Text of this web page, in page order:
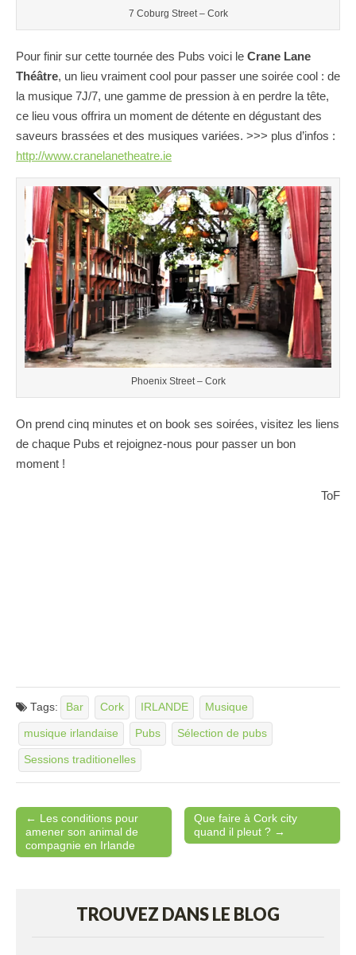
7 Coburg Street – Cork
Pour finir sur cette tournée des Pubs voici le Crane Lane
Théâtre, un lieu vraiment cool pour passer une soirée cool : de
la musique 7J/7, une gamme de pression à en perdre la tête,
ce lieu vous offrira un moment de détente en dégustant des
saveurs brassées et des musiques variées. >>> plus d’infos :
http://www.cranelanetheatre.ie
Phoenix Street – Cork
On prend cinq minutes et on book ses soirées, visitez les liens
de chaque Pubs et rejoignez-nous pour passer un bon
moment !
ToF
Tags: Bar Cork IRLANDE Musique
musique irlandaise Pubs Sélection de pubs
Sessions traditionelles
Post navigation
← Les conditions pour
amener son animal de
compagnie en Irlande
Que faire à Cork city
quand il pleut ? →
TROUVEZ DANS LE BLOG